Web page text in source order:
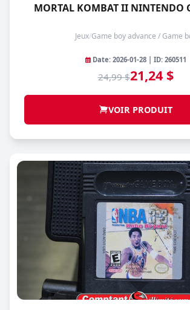
MORTAL KOMBAT II NINTENDO
Jeux/Game boy advance / Game
Date: 2026-01-28 | ID: 260511
24,99 $21,24 $
VOIR PRODUIT